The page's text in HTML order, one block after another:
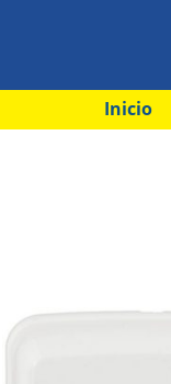
Inicio